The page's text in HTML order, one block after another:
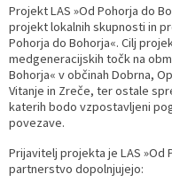
Projekt LAS »Od Pohorja do
projekt lokalnih skupnosti in
Pohorja do Bohorja«. Cilj
medgeneracijskih točk na
Bohorja« v občinah Dobrna,
Vitanje in Zreče, ter ostale
katerih bodo vzpostavljeni
povezave.
Prijavitelj projekta je LAS »Od
partnerstvo dopolnjujejo: